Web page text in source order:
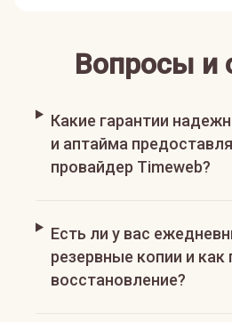
Вопросы и
Какие гарантии
и аптайма
провайдер Timeweb?
Есть ли у вас
резервные копии и как
восстановление?